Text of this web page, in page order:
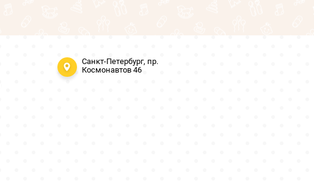
Санкт-Петербург, пр.
Космонавтов 46